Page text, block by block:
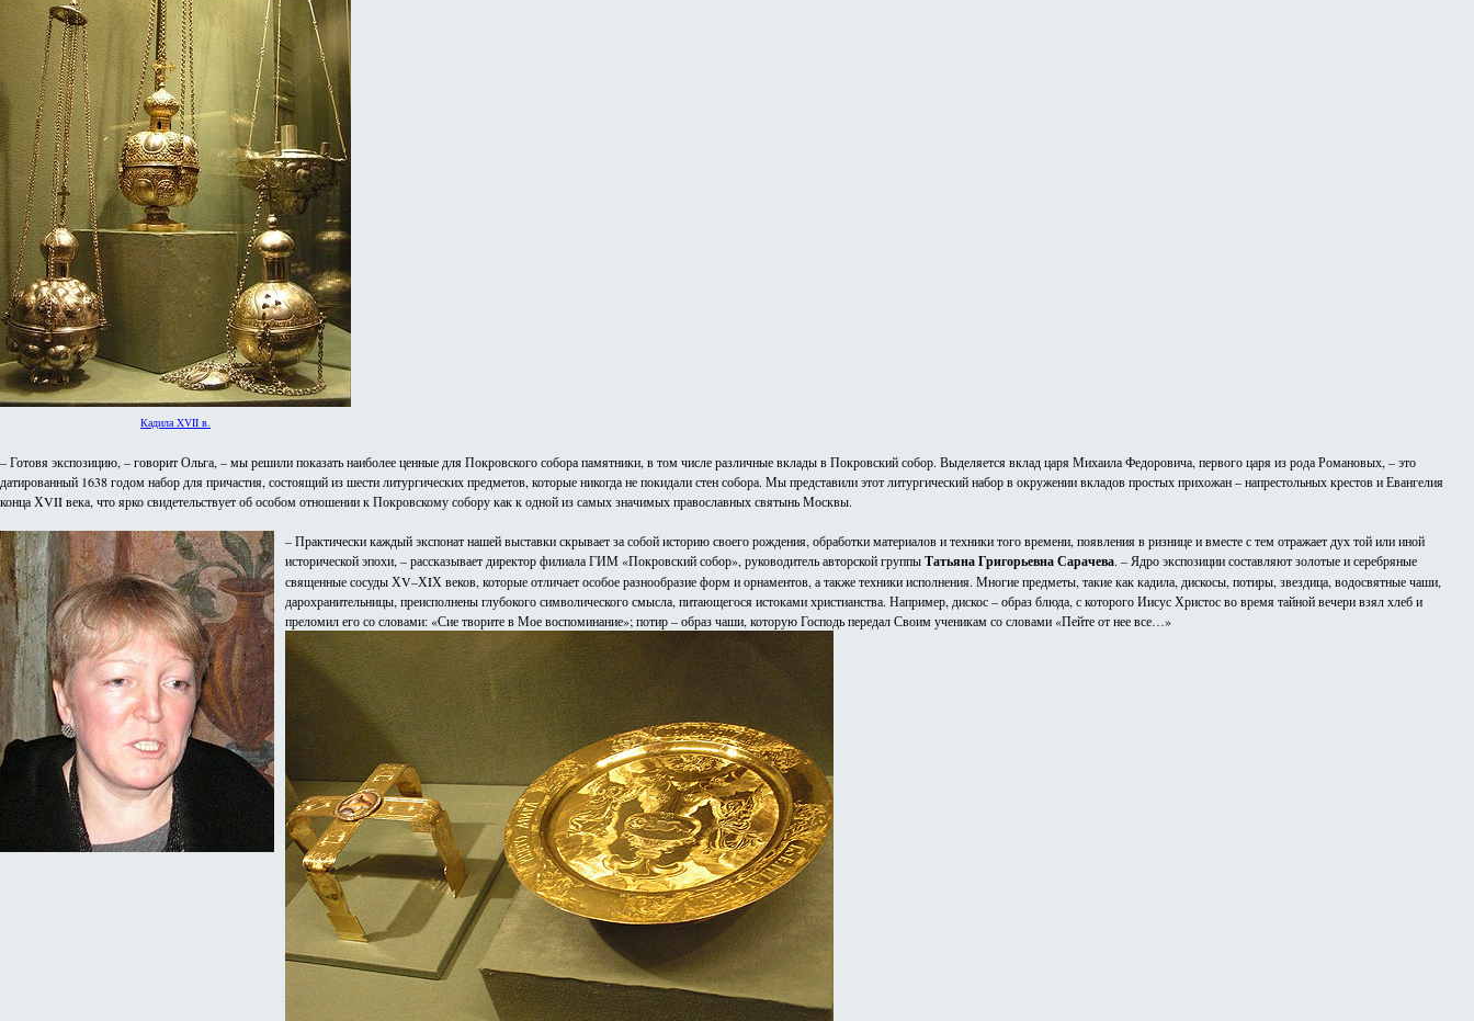
Кадила XVII в.
– Готовя экспозицию, – говорит Ольга, – мы решили показать наиболее ценные для Покровского собора памятники, в том числе различные вклады в Покровский собор. Выделяется вклад царя Михаила Федоровича, первого царя из рода Романовых, – это
датированный 1638 годом набор для причастия, состоящий из шести литургических предметов, которые никогда не покидали стен собора. Мы представили этот литургический набор в окружении вкладов простых прихожан – напрестольных крестов и Евангелия
конца ХVII века, что ярко свидетельствует об особом отношении к Покровскому собору как к одной из самых значимых православных святынь Москвы.
– Практически каждый экспонат нашей выставки скрывает за собой историю своего рождения, обработки материалов и техники того времени, появления в ризнице и вместе с тем отражает дух той или иной
исторической эпохи, – рассказывает директор филиала ГИМ «Покровский собор», руководитель авторской группыТатьяна Григорьевна Сарачева. – Ядро экспозиции составляют золотые и серебряные
священные сосуды ХV–ХIХ веков, которые отличает особое разнообразие форм и орнаментов, а также техники исполнения. Многие предметы, такие как кадила, дискосы, потиры, звездица, водосвятные чаши,
дарохранительницы, преисполнены глубокого символического смысла, питающегося истоками христианства. Например, дискос – образ блюда, с которого Иисус Христос во время тайной вечери взял хлеб и
преломил его со словами: «Сие творите в Мое воспоминание»; потир – образ чаши, которую Господь передал Своим ученикам со словами «Пейте от нее все…»